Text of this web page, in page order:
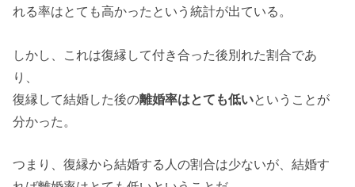
れる率はとても高かったという統計が出ている。
しかし、これは復縁して付き合った後別れた割合であ
り、
復縁して結婚した後の離婚率はとても低いということが
分かった。
つまり、復縁から結婚する人の割合は少ないが、結婚す